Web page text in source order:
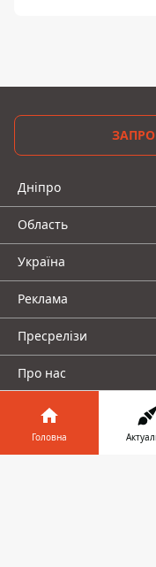
Дніпро
Область
Україна
Реклама
Пресрелізи
Про нас
Головна